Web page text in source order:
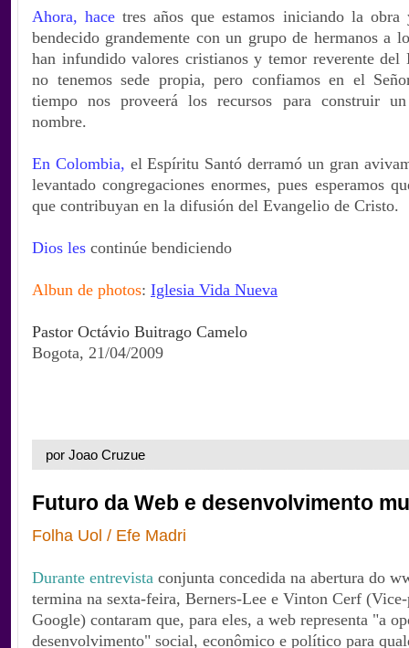
Ahora, hace tres años que estamos iniciando la
bendecido grandemente con un grupo de hermanos a
han infundido valores cristianos y temor reverente
no tenemos sede propia, pero confiamos en el
tiempo nos proveerá los recursos para construir
nombre.
En Colombia, el Espíritu Santó derramó un gran
levantado congregaciones enormes, pues esperamos
que contribuyan en la difusión del Evangelio de Cristo.
Dios les continúe bendiciendo
Albun de photos: Iglesia Vida Nueva
Pastor Octávio Buitrago Camelo
Bogota, 21/04/2009
por Joao Cruzue
Futuro da Web e desenvolvimento
Folha Uol / Efe Madri
Durante entrevista conjunta concedida na abertura do
termina na sexta-feira, Berners-Lee e Vinton Cerf
Google) contaram que, para eles, a web representa "a
desenvolvimento" social, econômico e político para